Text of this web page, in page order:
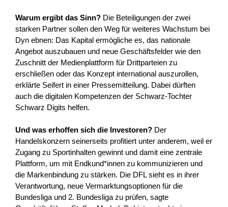
Warum ergibt das Sinn? Die Beteiligungen der zwei
starken Partner sollen den Weg für weiteres Wachstum bei
Dyn ebnen: Das Kapital ermögliche es, das nationale
Angebot auszubauen und neue Geschäftsfelder wie den
Zuschnitt der Medienplattform für Drittparteien zu
erschließen oder das Konzept international auszurollen,
erklärte Seifert in einer Pressemitteilung. Dabei dürften
auch die digitalen Kompetenzen der Schwarz-Tochter
Schwarz Digits helfen.
Und was erhoffen sich die Investoren? Der
Handelskonzern seinerseits profitiert unter anderem, weil er
Zugang zu Sportinhalten gewinnt und damit eine zentrale
Plattform, um mit Endkund*innen zu kommunizieren und
die Markenbindung zu stärken. Die DFL sieht es in ihrer
Verantwortung, neue Vermarktungsoptionen für die
Bundesliga und 2. Bundesliga zu prüfen, sagte